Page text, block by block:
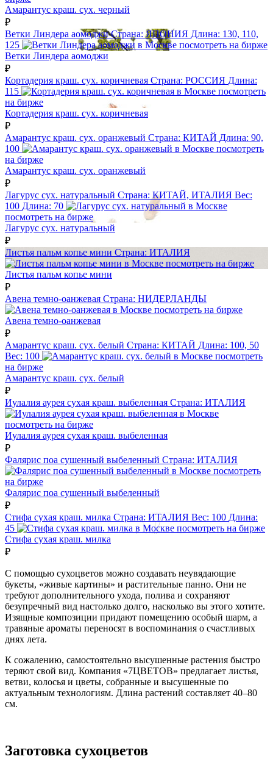
Амарантус краш. сух. черный
₽
Ветки Линдера аомоджиСтрана:ЯПОНИЯ Длина: 130, 110,
125
посмотреть на бирже
Ветки Линдера аомоджи
₽
Кортадерия краш. сух. коричневая Страна: РОССИЯ Длина:
115
посмотреть
на бирже
Кортадерия краш. сух. коричневая
₽
Амарантус краш. сух. оранжевый Страна: КИТАЙ Длина: 90,
100
посмотреть
на бирже
Амарантус краш. сух. оранжевый
₽
Лагурус сух. натуральный Страна: КИТАЙ, ИТАЛИЯ Вес:
100 Длина: 70
посмотреть на бирже
Лагурус сух. натуральный
₽
Листья пальм копье мини Страна: ИТАЛИЯ
посмотреть на бирже
Листья пальм копье мини
₽
Авена темно-оанжевая Страна: НИДЕРЛАНДЫ
посмотреть на бирже
Авена темно-оанжевая
₽
Амарантус краш. сух. белый Страна: КИТАЙ Длина: 100, 50
Вес: 100
посмотреть
на бирже
Амарантус краш. сух. белый
₽
Иулалия аурея сухая краш. выбеленная Страна: ИТАЛИЯ
посмотреть на бирже
Иулалия аурея сухая краш. выбеленная
₽
Фалярис поа сушенный выбеленный Страна: ИТАЛИЯ
посмотреть
на бирже
Фалярис поа сушенный выбеленный
₽
Стифа сухая краш. милка Страна: ИТАЛИЯ Вес: 100 Длина:
45
посмотреть на бирже
Стифа сухая краш. милка
₽
С помощью сухоцветов можно создавать неувядающие
букеты, «живые картины» и растительные панно. Они не
требуют дополнительного ухода, полива и сохраняют
безупречный вид настолько долго, насколько вы этого хотите.
Изящные композиции придают помещению особый шарм, а
травяные ароматы переносят в воспоминания о счастливых
днях лета.
К сожалению, самостоятельно высушенные растения быстро
теряют свой вид. Компания «7ЦВЕТОВ» предлагает листья,
ветви, колосья и цветы, собранные и высушенные по
актуальным технологиям. Длина растений составляет 40–80
см.
Заготовка сухоцветов